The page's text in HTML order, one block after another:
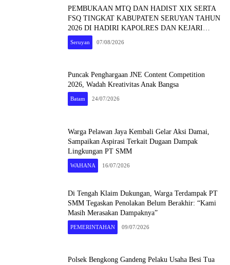
PEMBUKAAN MTQ DAN HADIST XIX SERTA
FSQ TINGKAT KABUPATEN SERUYAN TAHUN
2026 DI HADIRI KAPOLRES DAN KEJARI
SERUYAN
Seruyan 07/08/2026
Puncak Penghargaan JNE Content Competition
2026, Wadah Kreativitas Anak Bangsa
Batam 24/07/2026
Warga Pelawan Jaya Kembali Gelar Aksi Damai,
Sampaikan Aspirasi Terkait Dugaan Dampak
Lingkungan PT SMM
WAHANA 16/07/2026
Di Tengah Klaim Dukungan, Warga Terdampak PT
SMM Tegaskan Penolakan Belum Berakhir: “Kami
Masih Merasakan Dampaknya”
PEMERINTAHAN 09/07/2026
Polsek Bengkong Gandeng Pelaku Usaha Besi Tua